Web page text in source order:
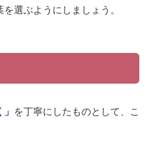
選ぶようにしましょう。
を丁寧にしたものとして、こ